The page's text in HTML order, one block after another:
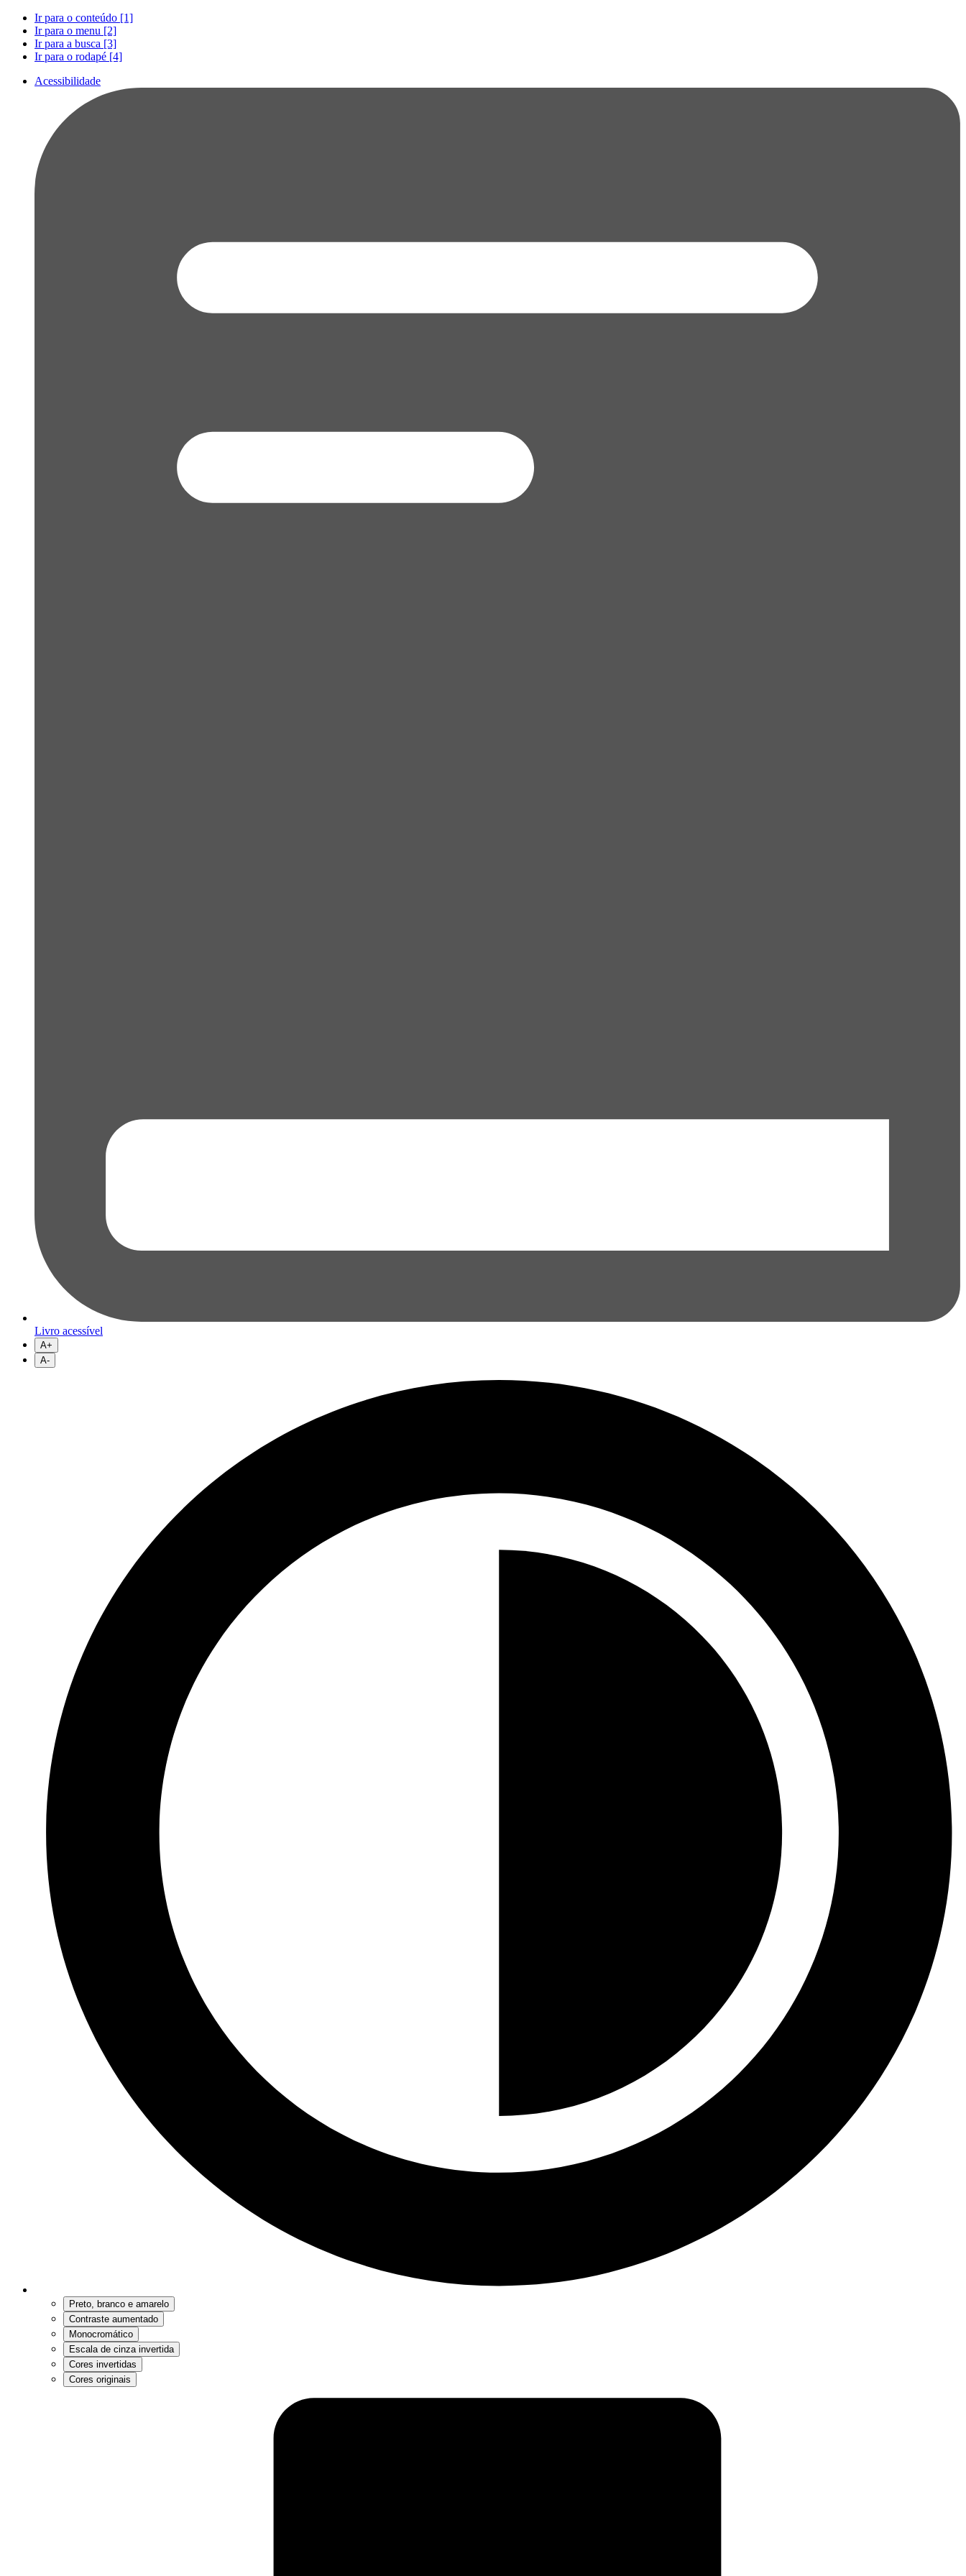
Ir para o conteúdo [1]
Ir para o menu [2]
Ir para a busca [3]
Ir para o rodapé [4]
Acessibilidade
Livro acessível
A+
A-
Preto, branco e amarelo
Contraste aumentado
Monocromático
Escala de cinza invertida
Cores invertidas
Cores originais